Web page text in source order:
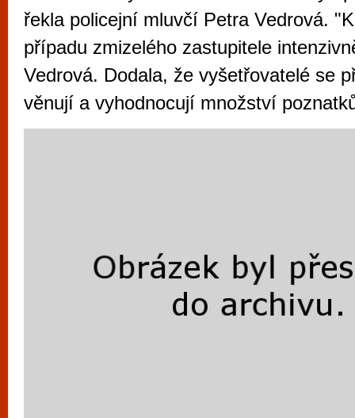
řekla policejní mluvčí Petra Vedrová.
případu zmizelého zastupitele
Vedrová. Dodala, že vyšetřovatelé se
věnují a vyhodnocují množství
vyzkoušet různé kasinové hry. V
metropoli naleznete širokou nabídku her
po moderní automaty jak pro pravidelné
příležitostné hráče. V...